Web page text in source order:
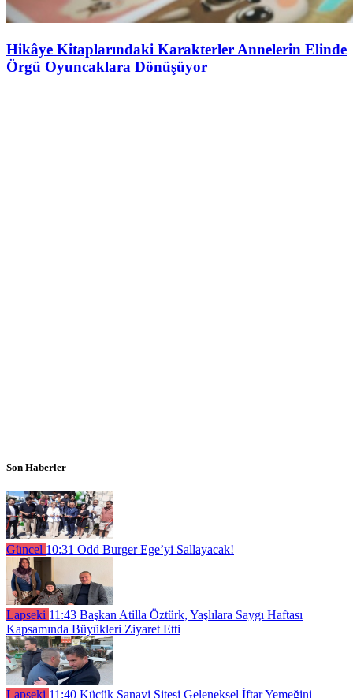
Hikâye Kitaplarındaki Karakterler Annelerin Elinde
Örgü Oyuncaklara Dönüşüyor
Son Haberler
Güncel 10:31 Odd Burger Ege’yi Sallayacak!
Lapseki 11:43 Başkan Atilla Öztürk, Yaşlılara Saygı Haftası
Kapsamında Büyükleri Ziyaret Etti
Lapseki 11:40 Küçük Sanayi Sitesi Geleneksel İftar Yemeğini